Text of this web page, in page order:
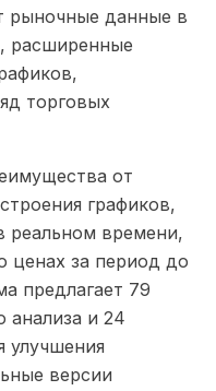
рыночные данные в
расширенные
торговых
от
графиков,
реальном времени,
ценах за период до
предлагает 79
анализа и 24
улучшения
версии